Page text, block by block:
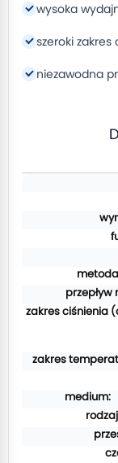
wysoka
szeroki zakres
niezawodna